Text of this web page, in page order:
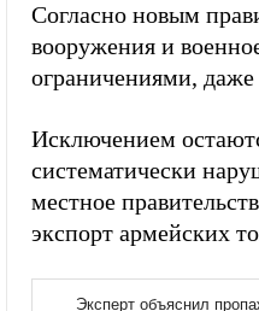
Согласно новым
вооружения и
ограничениями, даже
Исключением
систематически
местное
экспорт армейских